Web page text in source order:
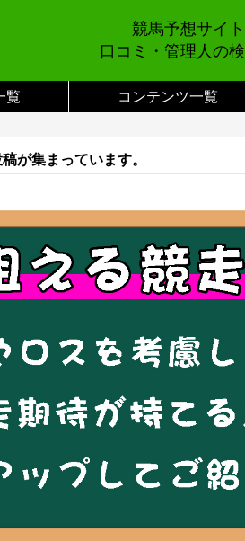
競馬予想サイト
口コミ・管理人の
覧 コンテンツ一覧
が集まっています。